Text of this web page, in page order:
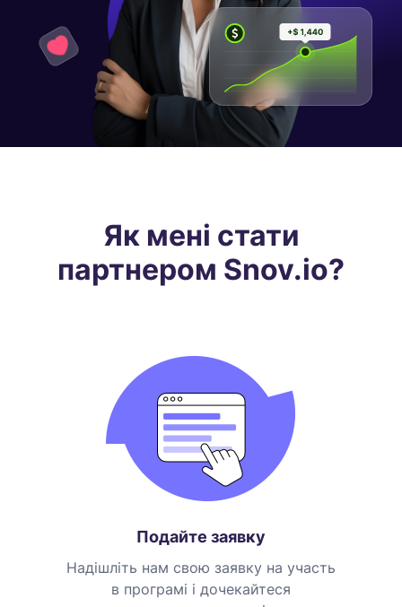
Як мені стати
партнером Snov.io?
Подайте заявку
Надішліть нам свою заявку на участь
в програмі і дочекайтеся